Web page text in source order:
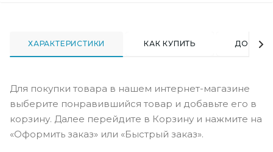
ХАРАКТЕРИСТИКИ КАК КУПИТЬ
Для покупки товара в нашем интернет-магазине
выберите понравившийся товар и добавьте его в
корзину. Далее перейдите в Корзину и нажмите на
«Оформить заказ» или «Быстрый заказ».